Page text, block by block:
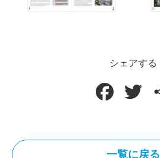
シェアする
c i
一覧に戻る